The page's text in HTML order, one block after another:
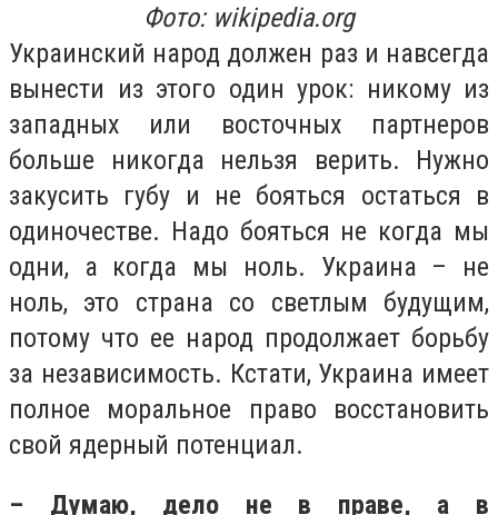
Фото: wikipedia.org
Украинский народ должен раз и навсегда
вынести из этого один урок: никому из
западных или восточных партнеров
больше никогда нельзя верить. Нужно
закусить губу и не бояться остаться в
одиночестве. Надо бояться не когда мы
одни, а когда мы ноль. Украина – не
ноль, это страна со светлым будущим,
потому что ее народ продолжает борьбу
за независимость. Кстати, Украина имеет
полное моральное право восстановить
свой ядерный потенциал.
– Думаю, дело не в праве, а в